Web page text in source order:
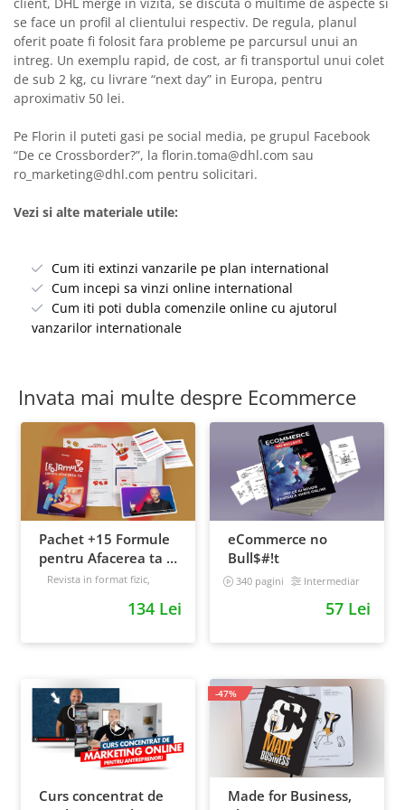
client, DHL merge in vizita, se discuta o multime de aspecte si
se face un profil al clientului respectiv. De regula, planul
oferit poate fi folosit fara probleme pe parcursul unui an
intreg. Un exemplu rapid, de cost, ar fi transportul unui colet
de sub 2 kg, cu livrare “next day” in Europa, pentru
aproximativ 50 lei.
Pe Florin il puteti gasi pe social media, pe grupul Facebook
“De ce Crossborder?”, la florin.toma@dhl.com sau
ro_marketing@dhl.com pentru solicitari.
Vezi si alte materiale utile:
Cum iti extinzi vanzarile pe plan international
Cum incepi sa vinzi online international
Cum iti poti dubla comenzile online cu ajutorul
vanzarilor internationale
Invata mai multe despre Ecommerce
Pachet +15 Formule
pentru Afacerea ta +
Prompt-uri dedicate
Revista in format fizic,
134 Lei
eCommerce no
Bull$#!t
340 pagini Intermediar
57 Lei
Curs concentrat de
Made for Business,
-47%